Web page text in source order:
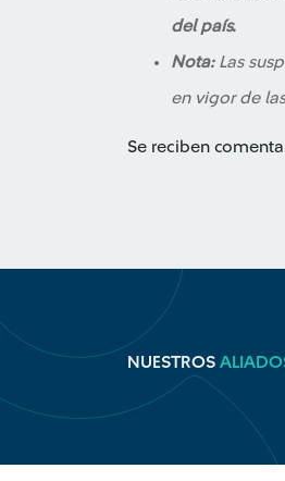
del país.
Nota: Las
en vigor de
Se reciben
NUESTROS